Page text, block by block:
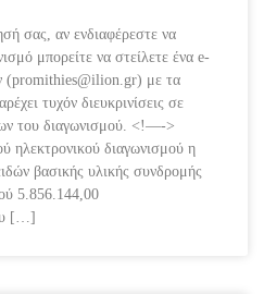
σας, αν ενδιαφέρεστε να
μπορείτε να στείλετε ένα e-
(promithies@ilion.gr) με τα
τυχόν διευκρινίσεις σε
του διαγωνισμού. <!—->
ηλεκτρονικού διαγωνισμού η
βασικής υλικής συνδρομής
5.856.144,00
[…]